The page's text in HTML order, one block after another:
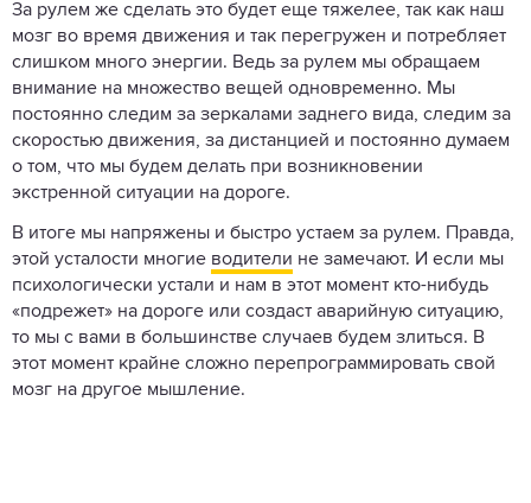
За рулем же сделать это будет еще тяжелее, так как наш
мозг во время движения и так перегружен и потребляет
слишком много энергии. Ведь за рулем мы обращаем
внимание на множество вещей одновременно. Мы
постоянно следим за зеркалами заднего вида, следим за
скоростью движения, за дистанцией и постоянно думаем
о том, что мы будем делать при возникновении
экстренной ситуации на дороге.
В итоге мы напряжены и быстро устаем за рулем. Правда,
этой усталости многие водители не замечают. И если мы
психологически устали и нам в этот момент кто-нибудь
«подрежет» на дороге или создаст аварийную ситуацию,
то мы с вами в большинстве случаев будем злиться. В
этот момент крайне сложно перепрограммировать свой
мозг на другое мышление.